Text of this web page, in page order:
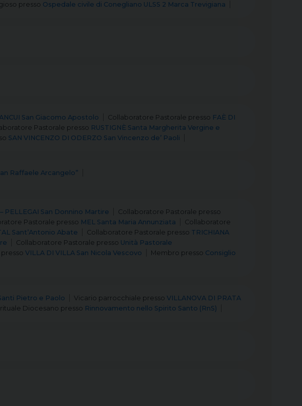
presso Ospedale civile di Conegliano ULSS 2 Marca Trevigiana
San Giacomo Apostolo Collaboratore Pastorale presso FAÈ DI
Pastorale presso RUSTIGNÈ Santa Margherita Vergine e
SAN VINCENZO DI ODERZO San Vincenzo de’ Paoli
Raffaele Arcangelo”
– PELLEGAI San Donnino Martire Collaboratore Pastorale presso
Pastorale presso MEL Santa Maria Annunziata
Collaboratore
Sant’Antonio Abate Collaboratore Pastorale presso TRICHIANA
Collaboratore Pastorale presso Unità Pastorale
presso VILLA DI VILLA San Nicola Vescovo Membro presso Consiglio
Pietro e Paolo Vicario parrocchiale presso VILLANOVA DI PRATA
Diocesano presso Rinnovamento nello Spirito Santo (RnS)